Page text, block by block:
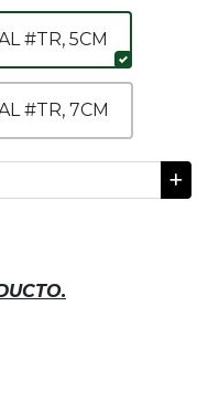
#TR, 5CM
#TR, 7CM